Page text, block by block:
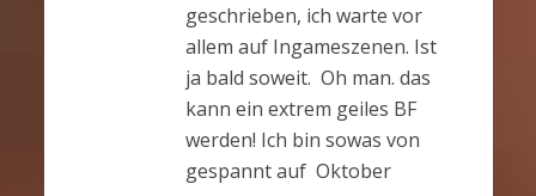
geschrieben, ich warte vor
allem auf Ingameszenen. Ist
ja bald soweit. Oh man. das
kann ein extrem geiles BF
werden! Ich bin sowas von
gespannt auf Oktober